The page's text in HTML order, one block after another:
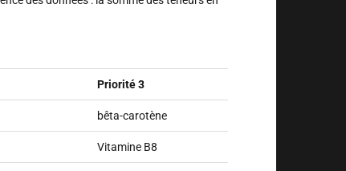
Priorité 3
bêta-carotène
Vitamine B8